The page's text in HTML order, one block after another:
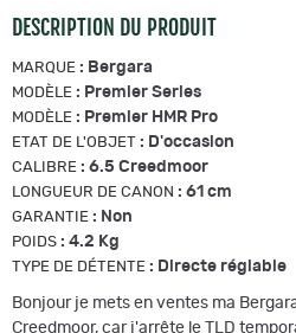
DESCRIPTION DU PRODUIT
MARQUE : Bergara
MODÈLE : Premier Series
MODÈLE : Premier HMR Pro
ETAT DE L'OBJET : D'occasion
CALIBRE : 6.5 Creedmoor
LONGUEUR DE CANON : 61 cm
GARANTIE : Non
POIDS : 4.2 Kg
TYPE DE DÉTENTE : Directe réglable
Bonjour je mets en ventes ma
Creedmoor, car j'arrête le TLD